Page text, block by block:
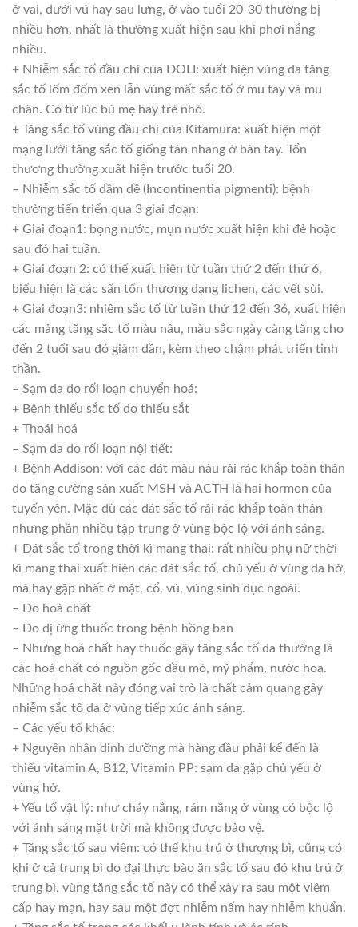
ở vai, dưới vú hay sau lưng, ở vào tuổi 20-30 thường bị
nhiều hơn, nhất là thường xuất hiện sau khi phơi nắng
nhiều.
+ Nhiễm sắc tố đầu chi của DOLI: xuất hiện vùng da tăng
sắc tố lốm đốm xen lẫn vùng mất sắc tố ở mu tay và mu
chân. Có từ lúc bú mẹ hay trẻ nhỏ.
+ Tăng sắc tố vùng đầu chi của Kitamura: xuất hiện một
mạng lưới tăng sắc tố giống tàn nhang ở bàn tay. Tổn
thương thường xuất hiện trước tuổi 20.
– Nhiễm sắc tố dầm dề (Incontinentia pigmenti): bệnh
thường tiến triển qua 3 giai đoạn:
+ Giai đoạn1: bọng nước, mụn nước xuất hiện khi đẻ hoặc
sau đó hai tuần.
+ Giai đoạn 2: có thể xuất hiện từ tuần thứ 2 đến thứ 6,
biểu hiện là các sẩn tổn thương dạng lichen, các vết sùi.
+ Giai đoạn3: nhiễm sắc tố từ tuần thứ 12 đến 36, xuất hiện
các mảng tăng sắc tố màu nâu, màu sắc ngày càng tăng cho
đến 2 tuổi sau đó giảm dần, kèm theo chậm phát triển tinh
thần.
– Sạm da do rối loạn chuyển hoá:
+ Bệnh thiếu sắc tố do thiếu sắt
+ Thoái hoá
– Sạm da do rối loạn nội tiết:
+ Bệnh Addison: với các dát màu nâu rải rác khắp toàn thân
do tăng cường sản xuất MSH và ACTH là hai hormon của
tuyến yên. Mặc dù các dát sắc tố rải rác khắp toàn thân
nhưng phần nhiều tập trung ở vùng bộc lộ với ánh sáng.
+ Dát sắc tố trong thời kì mang thai: rất nhiều phụ nữ thời
kì mang thai xuất hiện các dát sắc tố, chủ yếu ở vùng da hở,
mà hay gặp nhất ở mặt, cổ, vú, vùng sinh dục ngoài.
– Do hoá chất
– Do dị ứng thuốc trong bệnh hồng ban
– Những hoá chất hay thuốc gây tăng sắc tố da thường là
các hoá chất có nguồn gốc dầu mỏ, mỹ phẩm, nước hoa.
Những hoá chất này đóng vai trò là chất cảm quang gây
nhiễm sắc tố da ở vùng tiếp xúc ánh sáng.
– Các yếu tố khác:
+ Nguyên nhân dinh dưỡng mà hàng đầu phải kể đến là
thiếu vitamin A, B12, Vitamin PP: sạm da gặp chủ yếu ở
vùng hở.
+ Yếu tố vật lý: như cháy nắng, rám nắng ở vùng có bộc lộ
với ánh sáng mặt trời mà không được bảo vệ.
+ Tăng sắc tố sau viêm: có thể khu trú ở thượng bì, cũng có
khi ở cả trung bì do đại thực bào ăn sắc tố sau đó khu trú ở
trung bì, vùng tăng sắc tố này có thể xảy ra sau một viêm
cấp hay mạn, hay sau một đợt nhiễm nấm hay nhiễm khuẩn.